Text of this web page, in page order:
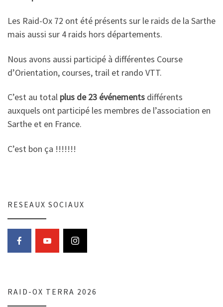
Les Raid-Ox 72 ont été présents sur le raids de la Sarthe
mais aussi sur 4 raids hors départements.
Nous avons aussi participé à différentes Course
d’Orientation, courses, trail et rando VTT.
C’est au total plus de 23 événements différents
auxquels ont participé les membres de l’association en
Sarthe et en France.
C’est bon ça !!!!!!!
RESEAUX SOCIAUX
RAID-OX TERRA 2026